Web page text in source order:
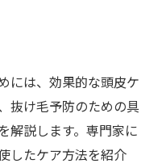
には、効果的な頭皮ケ
抜け毛予防のための具
解説します。専門家に
したケア方法を紹介